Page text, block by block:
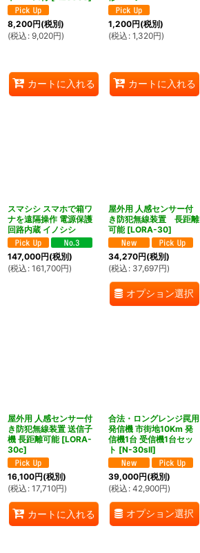
8,200円(税別)
(税込 : 9,020円)
カートに入れる
1,200円(税別)
(税込 : 1,320円)
カートに入れる
スマシシ スマホで箱ワ
ナを遠隔操作 電源保護
回路内蔵 イノシシ
147,000円(税別)
(税込 : 161,700円)
屋外用 人感センサー付
き防犯無線装置 長距離
可能 [LORA-30]
34,270円(税別)
(税込 : 37,697円)
オプション選択
屋外用 人感センサー付
き防犯無線装置 送信子
機 長距離可能 [LORA-
30c]
16,100円(税別)
(税込 : 17,710円)
カートに入れる
合法・ロングレンジ罠用
発信機 市街地10Km 発
信機1台 受信機1台セッ
ト [N-30sII]
39,000円(税別)
(税込 : 42,900円)
オプション選択